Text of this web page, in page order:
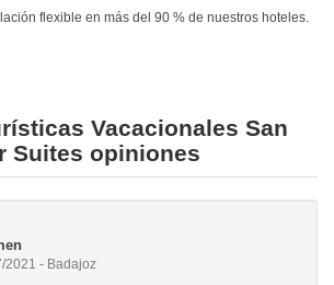
flexible en más del 90 % de nuestros hoteles.
Vacacionales San
Suites opiniones
2021 - Badajoz